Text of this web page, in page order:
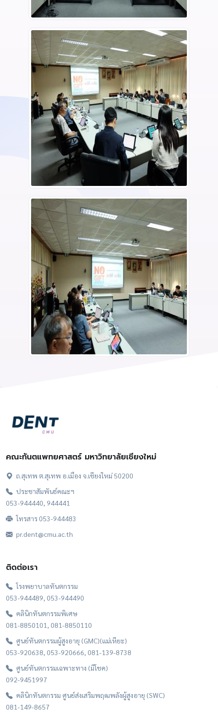
คณะทันตแพทยศาสตร์ มหาวิทยาลัยเชียงใหม่
ถ.สุเทพ ต.สุเทพ อ.เมือง จ.เชียงใหม่ 50200
ประชาสัมพันธ์คณะฯ
053-944440, 944441
โทรสาร 053-944483
pr.dent@cmu.ac.th
ติดต่อเรา
โรงพยาบาลทันตกรรม
053-944489, 053-944490
คลินิกทันตกรรมพิเศษ
081-8850101, 081-8850110
ศูนย์ทันตกรรมผู้สูงอายุ (GMC)(แม่เหียะ)
053-920638, 053-920666, 081-139-8738
ศูนย์ทันตกรรมเฉพาะทาง (มีโชค)
092-9451997
คลินิกทันตกรรม ศูนย์ส่งเสริมพฤฒพลังผู้สูงอายุ (SWC)
081-149-8657